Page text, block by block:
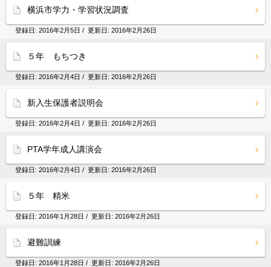
横浜市学力・学習状況調査
登録日: 2016年2月5日 / 更新日: 2016年2月26日
５年 もちつき
登録日: 2016年2月4日 / 更新日: 2016年2月26日
新入生保護者説明会
登録日: 2016年2月4日 / 更新日: 2016年2月26日
PTA学年成人講演会
登録日: 2016年2月4日 / 更新日: 2016年2月26日
５年 精米
登録日: 2016年1月28日 / 更新日: 2016年2月26日
避難訓練
登録日: 2016年1月28日 / 更新日: 2016年2月26日